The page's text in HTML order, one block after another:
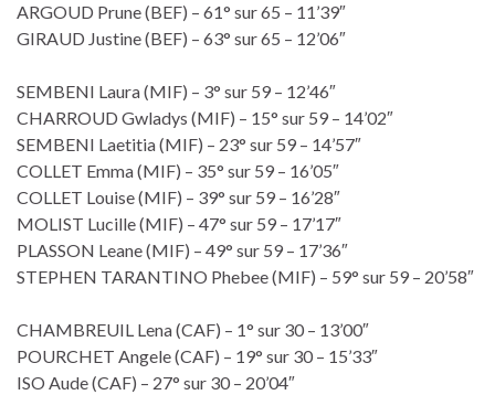
ARGOUD Prune (BEF) – 61° sur 65 – 11’39″
GIRAUD Justine (BEF) – 63° sur 65 – 12’06″
SEMBENI Laura (MIF) – 3° sur 59 – 12’46″
CHARROUD Gwladys (MIF) – 15° sur 59 – 14’02″
SEMBENI Laetitia (MIF) – 23° sur 59 – 14’57″
COLLET Emma (MIF) – 35° sur 59 – 16’05″
COLLET Louise (MIF) – 39° sur 59 – 16’28″
MOLIST Lucille (MIF) – 47° sur 59 – 17’17″
PLASSON Leane (MIF) – 49° sur 59 – 17’36″
STEPHEN TARANTINO Phebee (MIF) – 59° sur 59 – 20’58″
CHAMBREUIL Lena (CAF) – 1° sur 30 – 13’00″
POURCHET Angele (CAF) – 19° sur 30 – 15’33″
ISO Aude (CAF) – 27° sur 30 – 20’04″